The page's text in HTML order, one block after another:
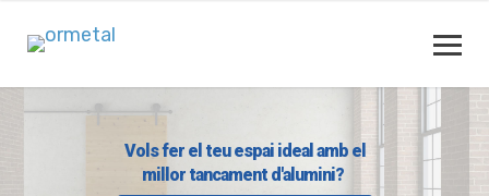
millor tancament d'alumini?
Vols fer el teu espai ideal amb el